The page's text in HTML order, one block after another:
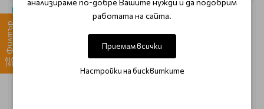
Филтър
Ново
анализираме по-добре Вашите нужди и да подобрим
работата на сайта.
Приемам всички
Настройки на бисквитките